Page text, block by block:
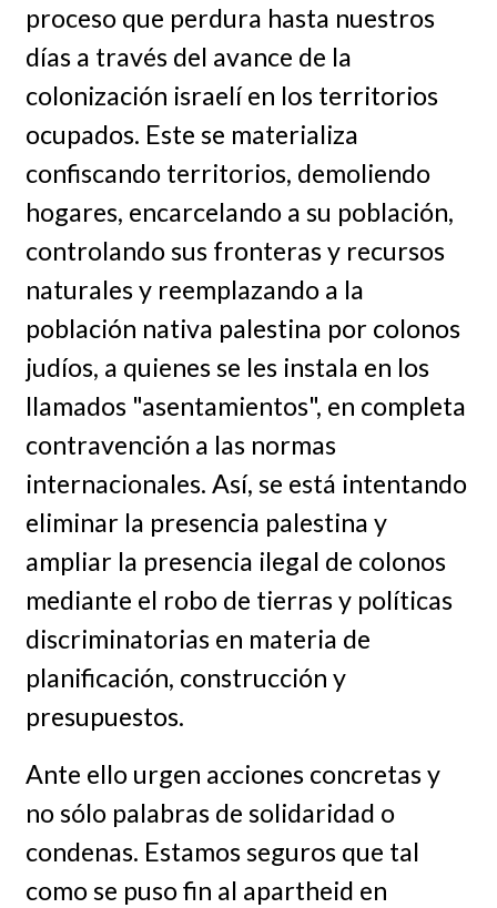
proceso que perdura hasta nuestros
días a través del avance de la
colonización israelí en los territorios
ocupados. Este se materializa
confiscando territorios, demoliendo
hogares, encarcelando a su población,
controlando sus fronteras y recursos
naturales y reemplazando a la
población nativa palestina por colonos
judíos, a quienes se les instala en los
llamados "asentamientos", en completa
contravención a las normas
internacionales. Así, se está intentando
eliminar la presencia palestina y
ampliar la presencia ilegal de colonos
mediante el robo de tierras y políticas
discriminatorias en materia de
planificación, construcción y
presupuestos.
Ante ello urgen acciones concretas y
no sólo palabras de solidaridad o
condenas. Estamos seguros que tal
como se puso fin al apartheid en